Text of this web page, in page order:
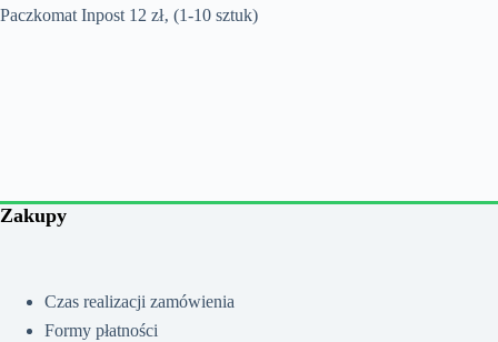
Paczkomat Inpost 12 zł‚ (1-10 sztuk)
Zakupy
Czas realizacji zamówienia
Formy płatności